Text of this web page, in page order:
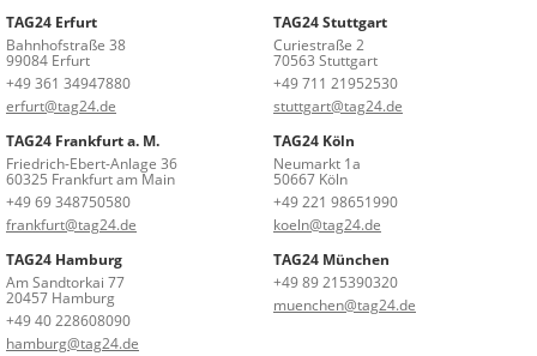
TAG24 Erfurt
Bahnhofstraße 38
99084 Erfurt
+49 361 34947880
erfurt@tag24.de
TAG24 Stuttgart
Curiestraße 2
70563 Stuttgart
+49 711 21952530
stuttgart@tag24.de
TAG24 Frankfurt a. M.
Friedrich-Ebert-Anlage 36
60325 Frankfurt am Main
+49 69 348750580
frankfurt@tag24.de
TAG24 Köln
Neumarkt 1a
50667 Köln
+49 221 98651990
koeln@tag24.de
TAG24 Hamburg
Am Sandtorkai 77
20457 Hamburg
+49 40 228608090
hamburg@tag24.de
TAG24 München
+49 89 215390320
muenchen@tag24.de